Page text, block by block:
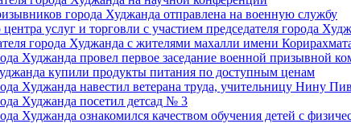
города Худжанда отправлена на военную службу
услуг и торговли с участием председателя города
города Худжанда с жителями махалли имени
Худжанда провел первое заседание военной призывной
купили продукты питания по доступным ценам
Худжанда навестил ветерана труда, учительницу Нину
Худжанда посетил детсад № 3
Худжанда ознакомился качеством обучения детей с